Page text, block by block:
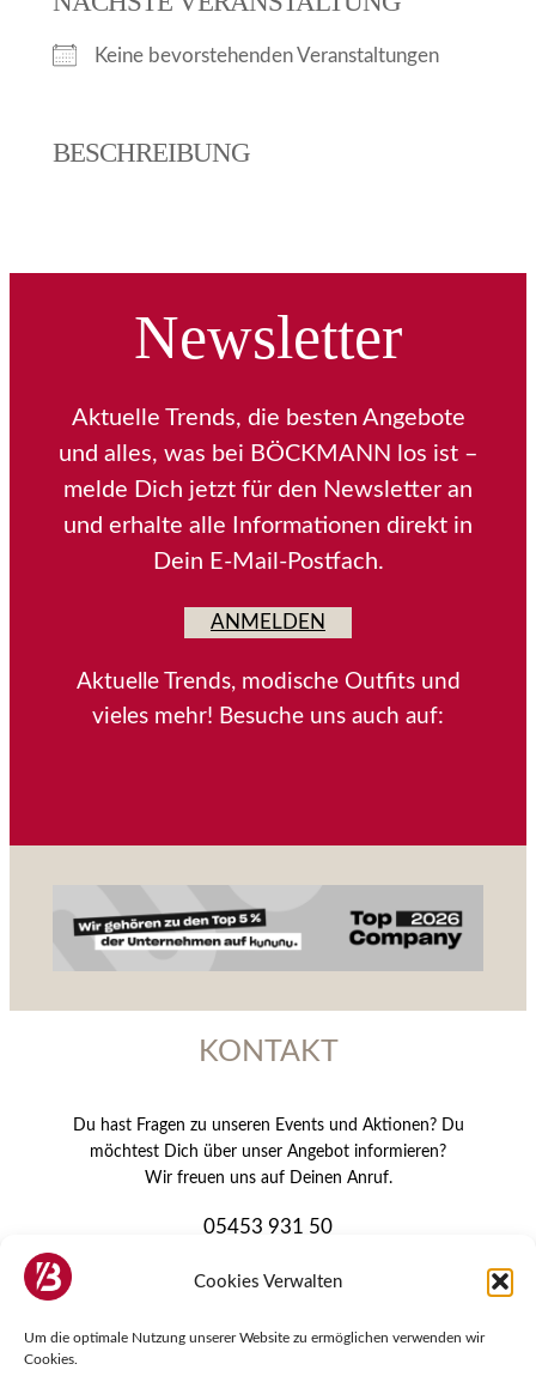
Cookies Verwalten
Um die optimale Nutzung unserer Website zu ermöglichen verwenden wir
Cookies.
Keine bevorstehenden Veranstaltungen
BESCHREIBUNG
Newsletter
Aktuelle Trends, die besten Angebote
und alles, was bei BÖCKMANN los ist –
melde Dich jetzt für den Newsletter an
und erhalte alle Informationen direkt in
Dein E-Mail-Postfach.
ANMELDEN
Aktuelle Trends, modische Outfits und
vieles mehr! Besuche uns auch auf:
KONTAKT
Du hast Fragen zu unseren Events und Aktionen? Du
möchtest Dich über unser Angebot informieren?
Wir freuen uns auf Deinen Anruf.
05453 931 50